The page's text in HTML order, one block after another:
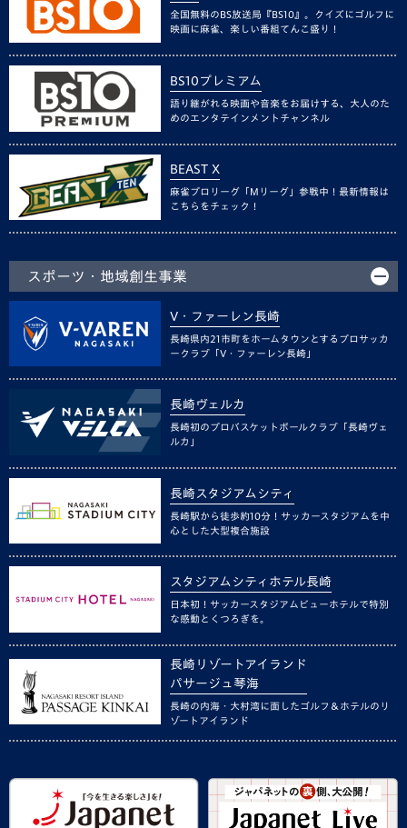
全国無料のBS放送局『BS10』。クイズにゴルフに
映画に麻雀、楽しい番組てんこ盛り！
BS10プレミアム
語り継がれる映画や音楽をお届けする、大人のた
めのエンタテインメントチャンネル
BEAST X
麻雀プロリーグ「Mリーグ」参戦中！最新情報は
こちらをチェック！
スポーツ・地域創生事業
V・ファーレン長崎
長崎県内21市町をホームタウンとするプロサッカ
ークラブ「V・ファーレン長崎」
長崎ヴェルカ
長崎初のプロバスケットボールクラブ「長崎ヴェ
ルカ」
長崎スタジアムシティ
長崎駅から徒歩約10分！サッカースタジアムを中
心とした大型複合施設
スタジアムシティホテル長崎
日本初！サッカースタジアムビューホテルで特別
な感動とくつろぎを。
長崎リゾートアイランド
パサージュ琴海
長崎の内海・大村湾に面したゴルフ＆ホテルのリ
ゾートアイランド